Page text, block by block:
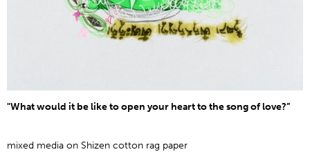
"What would it be like to open your heart to the song of love?”
mixed media on Shizen cotton rag paper